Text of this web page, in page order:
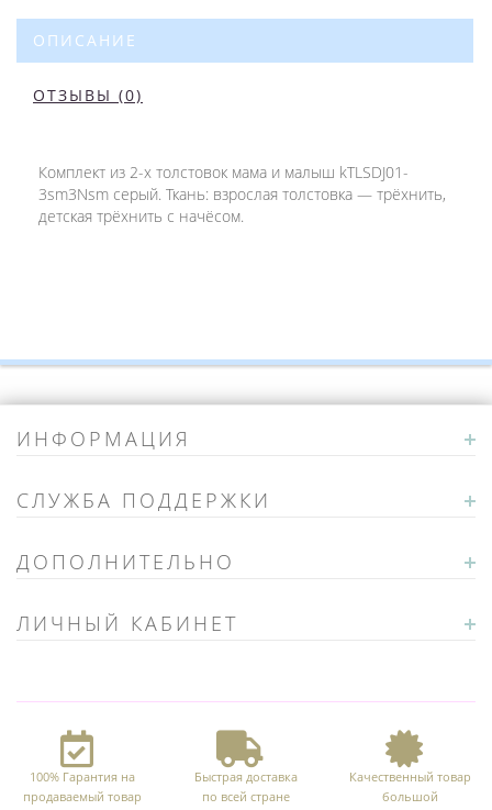
ОПИСАНИЕ
ОТЗЫВЫ (0)
Комплект из 2-х толстовок мама и малыш kTLSDJ01-
3sm3Nsm серый. Ткань: взрослая толстовка — трёхнить,
детская трёхнить с начёсом.
ИНФОРМАЦИЯ
СЛУЖБА ПОДДЕРЖКИ
ДОПОЛНИТЕЛЬНО
ЛИЧНЫЙ КАБИНЕТ
100% Гарантия на
продаваемый товар
Быстрая доставка
по всей стране
Качественный товар
большой